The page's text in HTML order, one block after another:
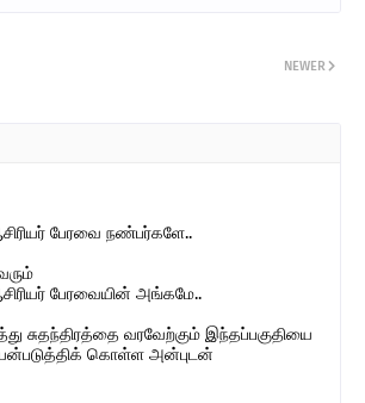
NEWER
பேரவை நண்பர்களே..
பேரவையின் அங்கமே..
சுதந்திரத்தை வரவேற்கும் இந்தப்பகுதியை
கொள்ள அன்புடன்